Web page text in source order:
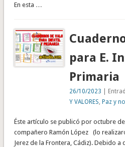
En esta …
para E.
Primaria
26/10/2023 |
Y VALORES ,Paz y
Éste artículo se publicó por octubre
compañero Ramón López (lo
Jerez de la Frontera, Cádiz). Debido